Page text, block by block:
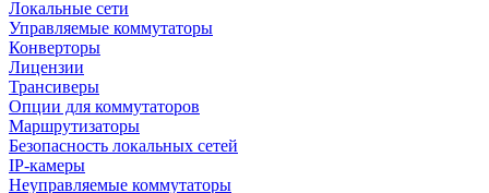
Локальные сети
Управляемые коммутаторы
Конверторы
Лицензии
Трансиверы
Опции для коммутаторов
Маршрутизаторы
Безопасность локальных сетей
IP-камеры
Неуправляемые коммутаторы